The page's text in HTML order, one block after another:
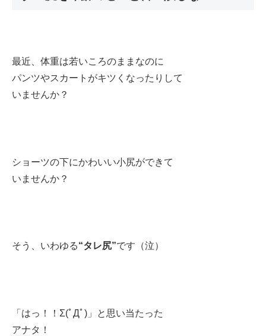
最近、体重は若いころのままなのに
パンツやスカートがキツくなったりして
いませんか？
ショーツの下にかわいい小尻ができて
いませんか？
そう、いわゆる“タレ尻”です（泣）
「はっ！！Σ(ﾟДﾟ)」と思い当たった
アナタ！